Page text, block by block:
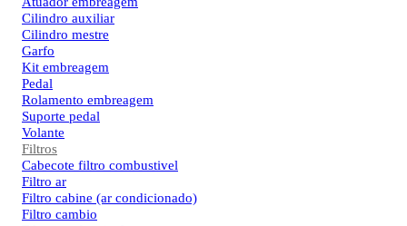
Cilindro auxiliar
Cilindro mestre
Garfo
Kit embreagem
Pedal
Rolamento embreagem
Suporte pedal
Volante
Filtros
Cabecote filtro combustivel
Filtro ar
Filtro cabine (ar condicionado)
Filtro cambio